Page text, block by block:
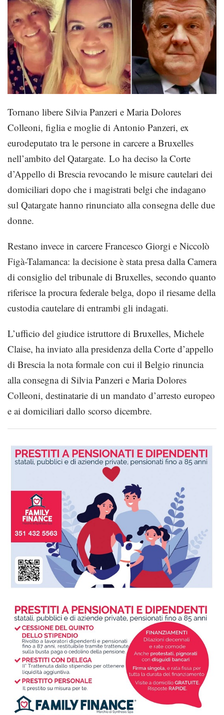
Tornano libere Silvia Panzeri e Maria Dolores
Colleoni, figlia e moglie di Antonio Panzeri, ex
eurodeputato tra le persone in carcere a Bruxelles
nell’ambito del Qatargate. Lo ha deciso la Corte
d’Appello di Brescia revocando le misure cautelari dei
domiciliari dopo che i magistrati belgi che indagano
sul Qatargate hanno rinunciato alla consegna delle due
donne.
Restano invece in carcere Francesco Giorgi e Niccolò
Figà-Talamanca: la decisione è stata presa dalla Camera
di consiglio del tribunale di Bruxelles, secondo quanto
riferisce la procura federale belga, dopo il riesame della
custodia cautelare di entrambi gli indagati.
L’ufficio del giudice istruttore di Bruxelles, Michele
Claise, ha inviato alla presidenza della Corte d’appello
di Brescia la nota formale con cui il Belgio rinuncia
alla consegna di Silvia Panzeri e Maria Dolores
Colleoni, destinatarie di un mandato d’arresto europeo
e ai domiciliari dallo scorso dicembre.